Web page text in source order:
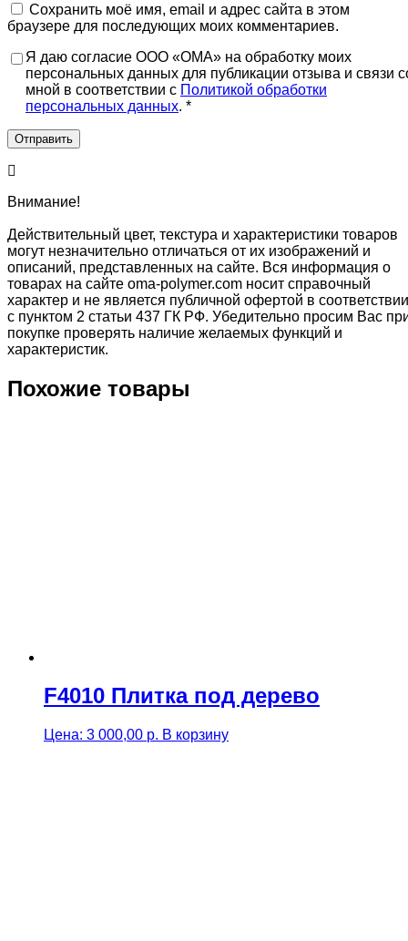
Сохранить моё имя, email и адрес сайта в этом
браузере для последующих моих комментариев.
Я даю согласие ООО «ОМА» на обработку моих
персональных данных для публикации отзыва и связи
мной в соответствии с Политикой обработки
персональных данных. *
Внимание!
Действительный цвет, текстура и характеристики товаров
могут незначительно отличаться от их изображений и
описаний, представленных на сайте. Вся информация о
товарах на сайте oma-polymer.com носит справочный
характер и не является публичной офертой в соответствии
с пунктом 2 статьи 437 ГК РФ. Убедительно просим Вас
покупке проверять наличие желаемых функций и
характеристик.
Похожие товары
F4010 Плитка под дерево
Цена: 3 000,00 р. В корзину